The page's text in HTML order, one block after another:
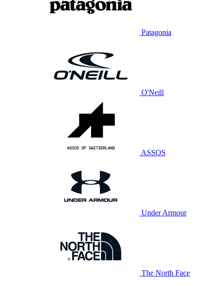
Patagonia
O'Neill
ASSOS
Under Armour
The North Face